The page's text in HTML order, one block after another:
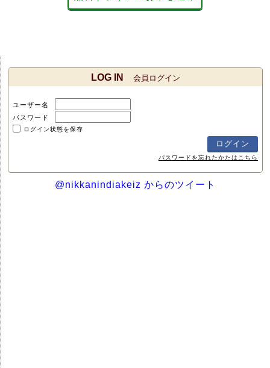
LOG IN 会員ログイン
ユーザー名
パスワード
ログイン状態を保存
パスワードを忘れたかたはこちら
@nikkanindiakeiz からのツイート